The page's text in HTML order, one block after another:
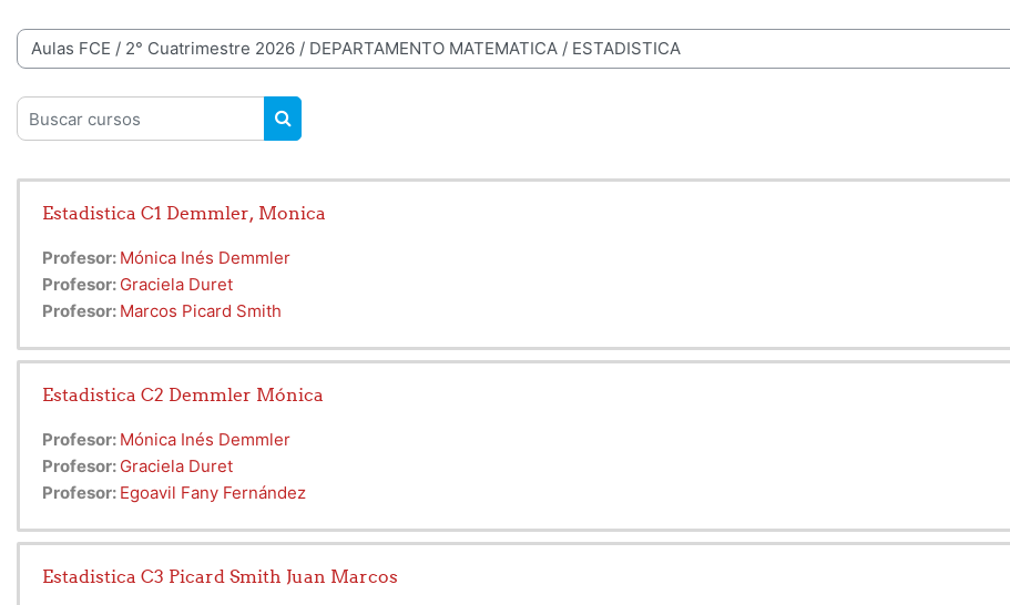
Buscar cursos
BUSCAR CURSOS
Estadistica C1 Demmler, Monica
Profesor: Mónica Inés Demmler
Profesor: Graciela Duret
Profesor: Marcos Picard Smith
Estadistica C2 Demmler Mónica
Profesor: Mónica Inés Demmler
Profesor: Graciela Duret
Profesor: Egoavil Fany Fernández
Estadistica C3 Picard Smith Juan Marcos